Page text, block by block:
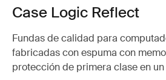
Case Logic Reflect
Fundas de calidad para
fabricadas con espuma con
protección de primera clase en